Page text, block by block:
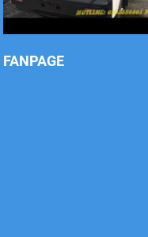
FANPAGE